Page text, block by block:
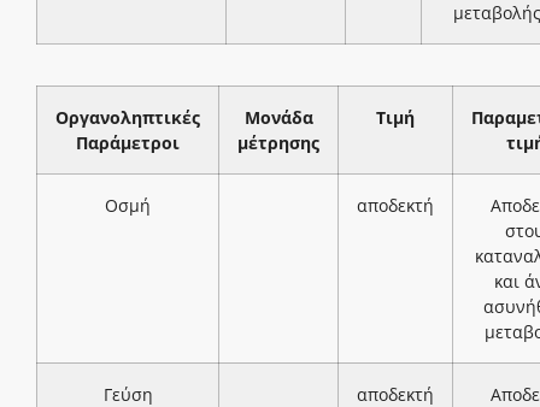
μεταβολής
Οργανοληπτικές
Παράμετροι
Μονάδα
μέτρησης
Τιμή
Οσμή αποδεκτή
και
Γεύση αποδεκτή